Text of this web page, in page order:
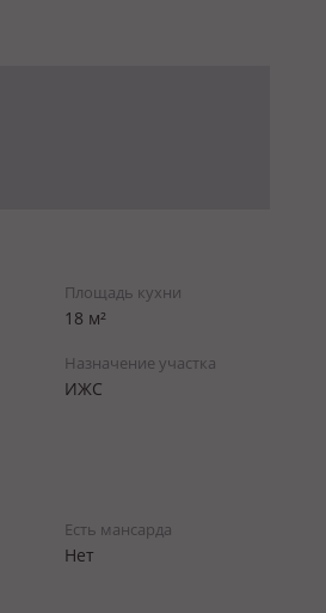
Площадь кухни
18 м²
Назначение участка
ИЖС
Есть мансарда
Нет